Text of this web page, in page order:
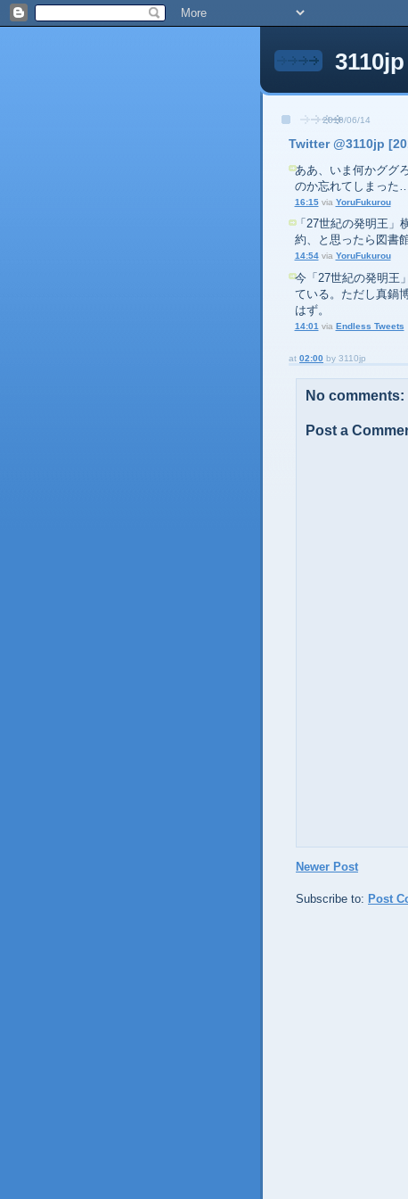
2010/06/14
Twitter @3110jp
ああ、いま何かググ
のか忘れてしまった
16:15 via YoruFukurou
「27世紀の発明王」
約、と思ったら図書
14:54 via YoruFukurou
今「27世紀の発明王」
ている。ただし真鍋
はず。
14:01 via Endless Tweets
at 02:00 by 3110jp
No comments:
Post a
Newer Post
Subscribe to: Post